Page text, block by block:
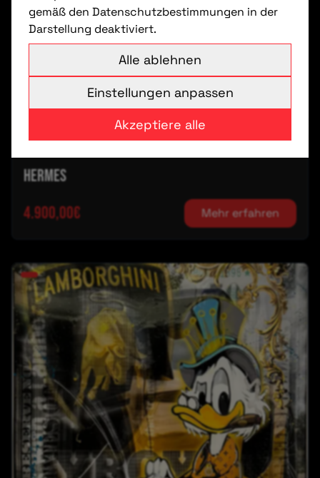
Hermes
4.900,00€
Mehr erfahren
gemäß den Datenschutzbestimmungen in der
Darstellung deaktiviert.
Alle ablehnen
Einstellungen anpassen
Akzeptiere alle